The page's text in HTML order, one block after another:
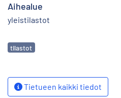
Aihealue
yleistilastot
Avainsanat
tilastot
Tietueen kaikki tiedot